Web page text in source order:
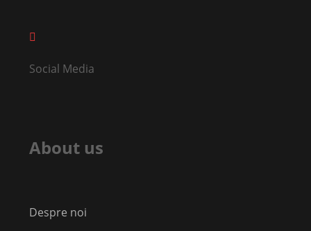
Social Media
About us
Despre noi